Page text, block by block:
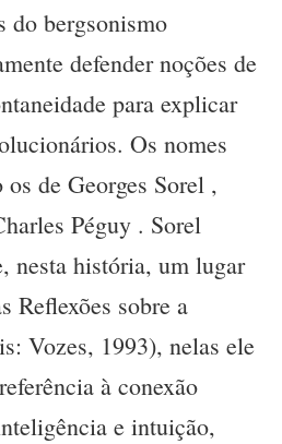
do bergsonismo
defender noções de
para explicar
Os nomes
de Georges Sorel ,
Péguy . Sorel
nesta história, um lugar
Reflexões sobre a
Vozes, 1993), nelas ele
à conexão
e intuição,